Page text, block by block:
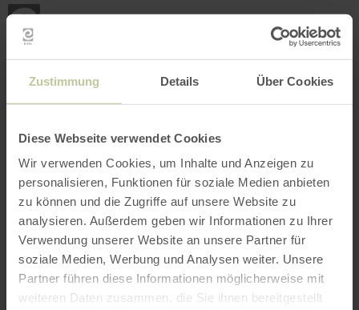
Zustimmung Details Über Cookies
Diese Webseite verwendet Cookies
Wir verwenden Cookies, um Inhalte und Anzeigen zu
personalisieren, Funktionen für soziale Medien anbieten
zu können und die Zugriffe auf unsere Website zu
analysieren. Außerdem geben wir Informationen zu Ihrer
Verwendung unserer Website an unsere Partner für
soziale Medien, Werbung und Analysen weiter. Unsere
Partner führen diese Informationen möglicherweise mit
weiteren Daten zusammen, die Sie ihnen bereitgestellt
INTERACTIEVE KAART
Mijn
Filter openen